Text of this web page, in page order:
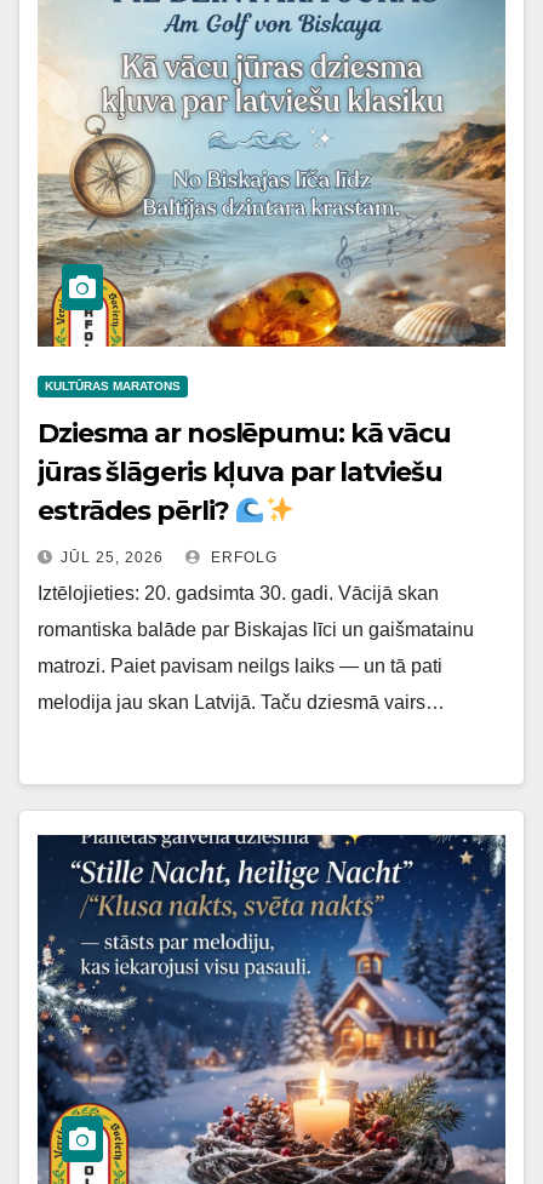
KULTŪRAS MARATONS
Dziesma ar noslēpumu: kā vācu
jūras šlāgeris kļuva par latviešu
estrādes pērli?
JŪL 25, 2026 ERFOLG
Iztēlojieties: 20. gadsimta 30. gadi. Vācijā skan
romantiska balāde par Biskajas līci un gaišmatainu
matrozi. Paiet pavisam neilgs laiks — un tā pati
melodija jau skan Latvijā. Taču dziesmā vairs…